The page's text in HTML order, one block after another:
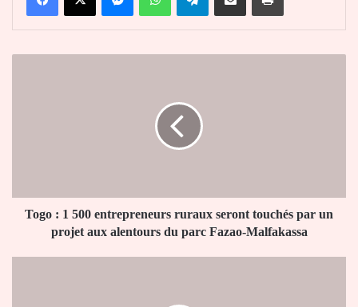
par
Togo : 1 500 entrepreneurs ruraux seront touchés par un
projet aux alentours du parc Fazao-Malfakassa